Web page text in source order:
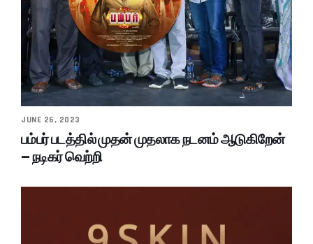
JUNE 26, 2023
பம்பர் படத்தில் முதன் முதலாக நடனம் ஆடுகிறேன்
– நடிகர் வெற்றி